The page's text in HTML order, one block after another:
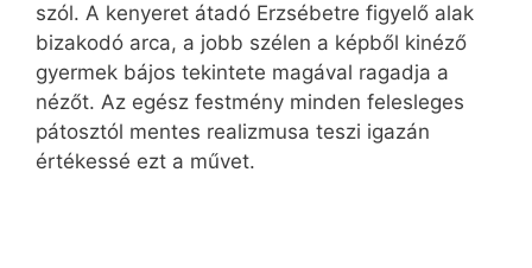
szól. A kenyeret átadó Erzsébetre figyelő alak
bizakodó arca, a jobb szélen a képből kinéző
gyermek bájos tekintete magával ragadja a
nézőt. Az egész festmény minden felesleges
pátosztól mentes realizmusa teszi igazán
értékessé ezt a művet.